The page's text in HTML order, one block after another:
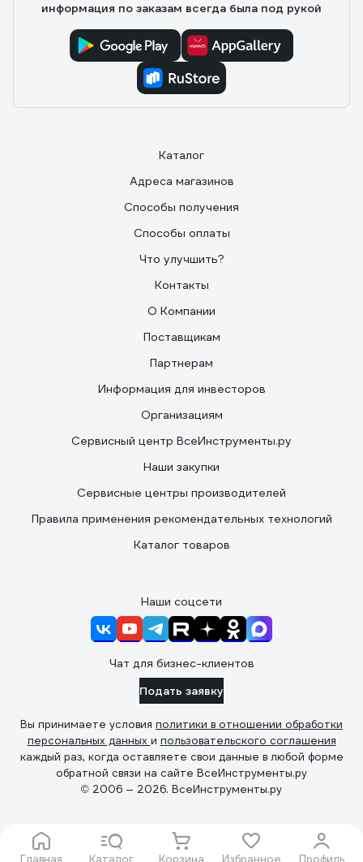
Главная Каталог Корзина Избранное Профиль
информация по заказам всегда была под рукой
Каталог
Адреса магазинов
Способы получения
Способы оплаты
Что улучшить?
Контакты
О Компании
Поставщикам
Партнерам
Информация для инвесторов
Организациям
Сервисный центр ВсеИнструменты.ру
Наши закупки
Сервисные центры производителей
Правила применения рекомендательных технологий
Каталог товаров
Наши соцсети
Чат для бизнес-клиентов
Подать заявку
Вы принимаете условия политики в отношении обработки
персональных данных и пользовательского соглашения
каждый раз, когда оставляете свои данные в любой форме
обратной связи на сайте ВсеИнструменты.ру
© 2006 — 2026. ВсеИнструменты.ру